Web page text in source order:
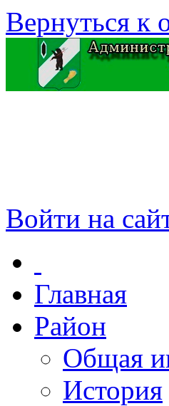
Вернуться к
Войти на
Главная
Район
Общая
История